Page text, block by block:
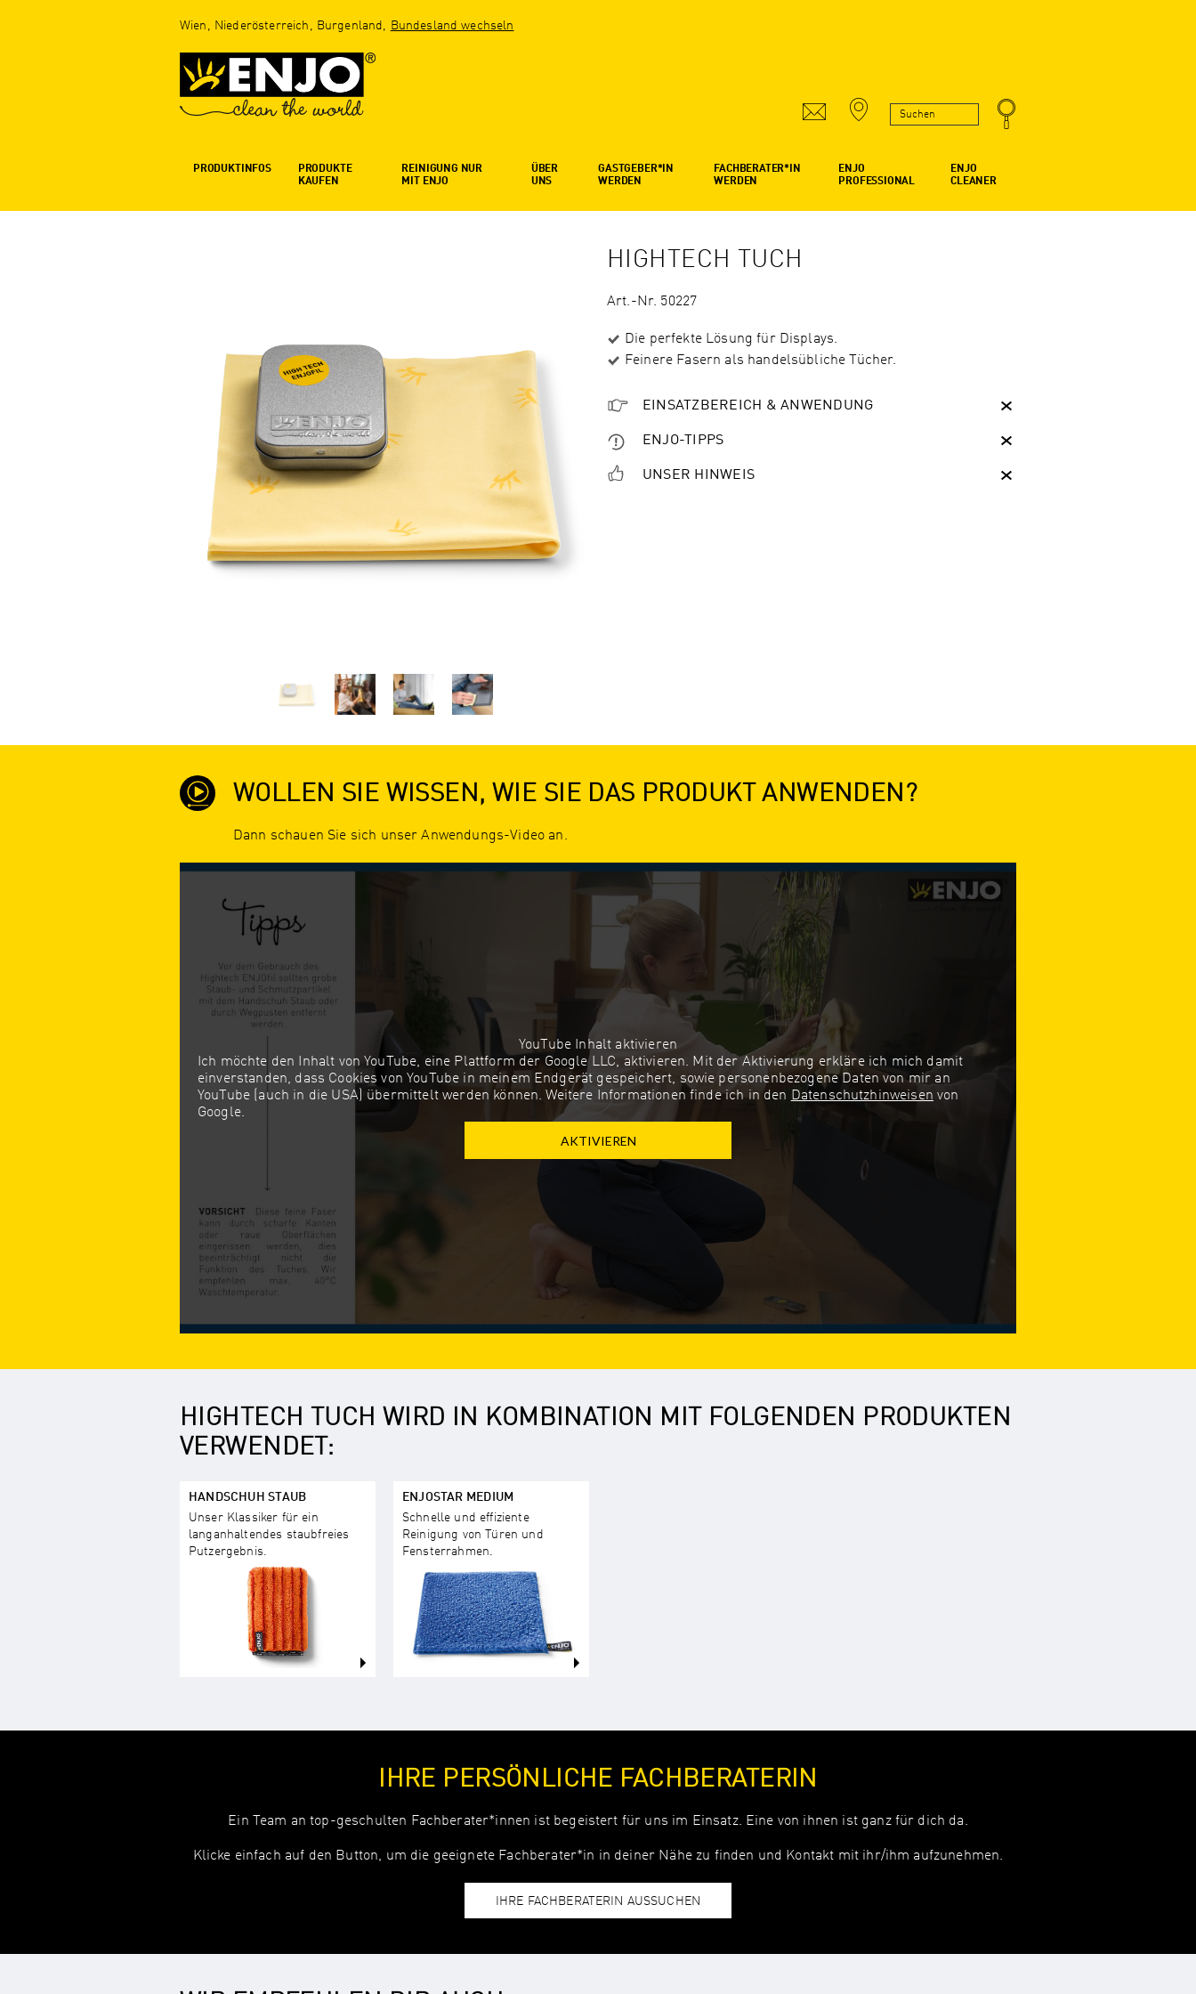
Wien, Niederösterreich, Burgenland, Bundesland wechseln
PRODUKTINFOS
PRODUKTE
KAUFEN
REINIGUNG NUR
MIT ENJO
ÜBER
UNS
GASTGEBER*IN
WERDEN
FACHBERATER*IN
WERDEN
ENJO
PROFESSIONAL
ENJO
CLEANER
HIGHTECH TUCH
Art.-Nr. 50227
Die perfekte Lösung für Displays.
Feinere Fasern als handelsübliche Tücher.
EINSATZBEREICH & ANWENDUNG
ENJO-TIPPS
UNSER HINWEIS
WOLLEN SIE WISSEN, WIE SIE DAS PRODUKT ANWENDEN?
Dann schauen Sie sich unser Anwendungs-Video an.
YouTube Inhalt aktivieren
Ich möchte den Inhalt von YouTube, eine Plattform der Google LLC, aktivieren. Mit der Aktivierung erkläre ich mich damit
einverstanden, dass Cookies von YouTube in meinem Endgerät gespeichert, sowie personenbezogene Daten von mir an
YouTube (auch in die USA) übermittelt werden können. Weitere Informationen finde ich in den Datenschutzhinweisen von
Google.
AKTIVIEREN
HIGHTECH TUCH WIRD IN KOMBINATION MIT FOLGENDEN PRODUKTEN
VERWENDET:
HANDSCHUH STAUB
Unser Klassiker für ein
langanhaltendes staubfreies
Putzergebnis.
ENJOSTAR MEDIUM
Schnelle und effiziente
Reinigung von Türen und
Fensterrahmen.
IHRE PERSÖNLICHE FACHBERATERIN
Ein Team an top-geschulten Fachberater*innen ist begeistert für uns im Einsatz. Eine von ihnen ist ganz für dich da.
Klicke einfach auf den Button, um die geeignete Fachberater*in in deiner Nähe zu finden und Kontakt mit ihr/ihm aufzunehmen.
IHRE FACHBERATERIN AUSSUCHEN